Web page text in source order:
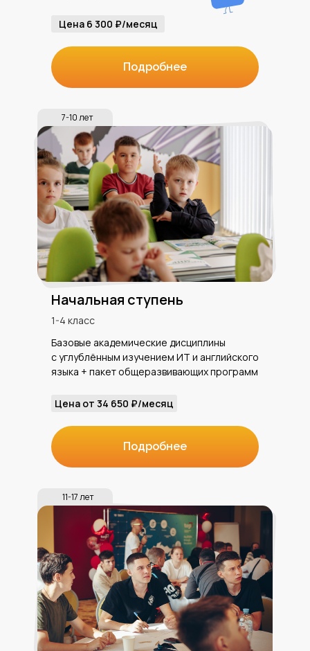
11-17 лет
7-10 лет
Начальная ступень
Базовые академические дисциплины
с углублённым изучением ИТ и английского
языка + пакет общеразвивающих программ
1-4 класс
Подробнее
Подробнее
Цена 6 300 ₽/месяц
Цена от 34 650 ₽/месяц